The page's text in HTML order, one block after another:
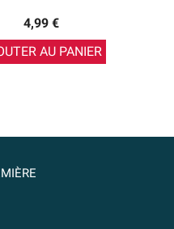
4,99 €
AU PANIER